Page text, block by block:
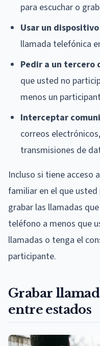
para escuchar o
Usar un
llamada telefónica
Pedir a un tercero
que usted no
menos un
Interceptar
correos
transmisiones de
Incluso si tiene acceso
familiar en el que
grabar las llamadas
teléfono a menos que
llamadas o tenga el
participante.
Grabar
entre estados